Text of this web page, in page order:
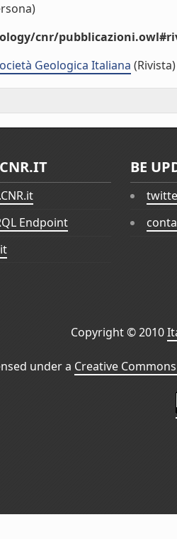
cnr/
Geologica Italiana (Rivista)
Endpoint
BE
Copyright © 2010
under a Creative